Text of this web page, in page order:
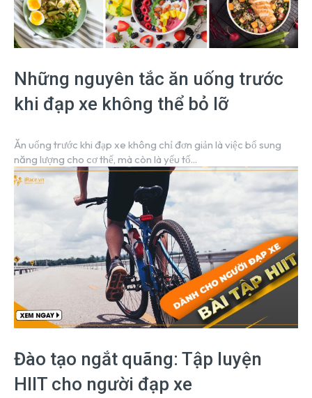
Những nguyên tắc ăn uống trước
khi đạp xe không thể bỏ lỡ
Ăn uống trước khi đạp xe không chỉ đơn giản là việc bổ sung
năng lượng cho cơ thể, mà còn là yếu tố...
Đào tạo ngắt quãng: Tập luyện
HIIT cho người đạp xe